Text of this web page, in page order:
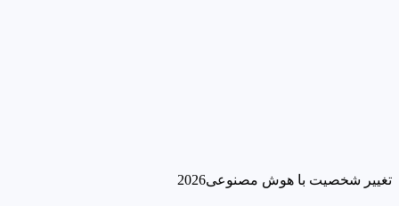
تغییر شخصیت با هوش مصنوعی2026